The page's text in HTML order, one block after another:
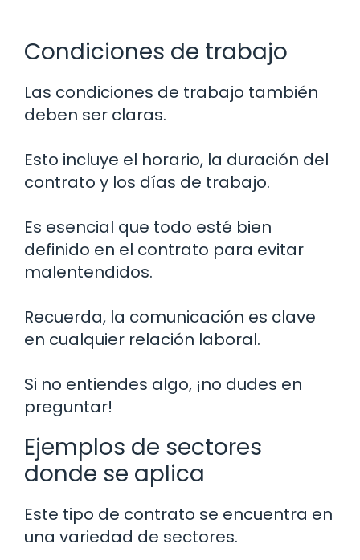
Condiciones de trabajo
Las condiciones de trabajo también
deben ser claras.
Esto incluye el horario, la duración del
contrato y los días de trabajo.
Es esencial que todo esté bien
definido en el contrato para evitar
malentendidos.
Recuerda, la comunicación es clave
en cualquier relación laboral.
Si no entiendes algo, ¡no dudes en
preguntar!
Ejemplos de sectores
donde se aplica
Este tipo de contrato se encuentra en
una variedad de sectores.